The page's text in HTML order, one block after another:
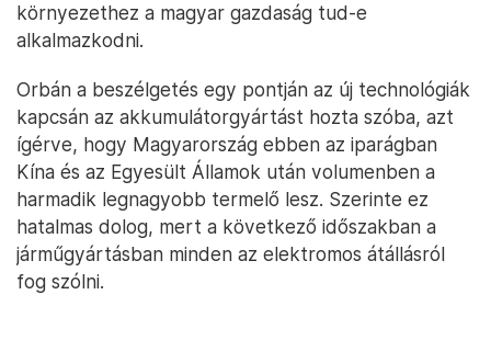
környezethez a magyar gazdaság tud-e
alkalmazkodni.
Orbán a beszélgetés egy pontján az új technológiák
kapcsán az akkumulátorgyártást hozta szóba, azt
ígérve, hogy Magyarország ebben az iparágban
Kína és az Egyesült Államok után volumenben a
harmadik legnagyobb termelő lesz. Szerinte ez
hatalmas dolog, mert a következő időszakban a
járműgyártásban minden az elektromos átállásról
fog szólni.